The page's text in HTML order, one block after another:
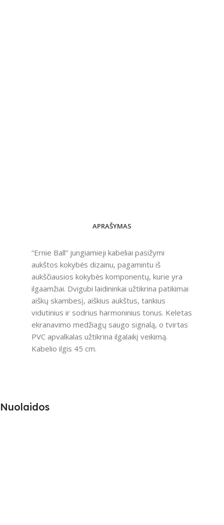
APRAŠYMAS
“Ernie Ball” jungiamieji kabeliai pasižymi
aukštos kokybės dizainu, pagamintu iš
aukščiausios kokybės komponentų, kurie yra
ilgaamžiai. Dvigubi laidininkai užtikrina patikimai
aiškų skambesį, aiškius aukštus, tankius
vidutinius ir sodrius harmoninius tonus. Keletas
ekranavimo medžiagų saugo signalą, o tvirtas
PVC apvalkalas užtikrina ilgalaikį veikimą.
Kabelio ilgis 45 cm.
Nuolaidos